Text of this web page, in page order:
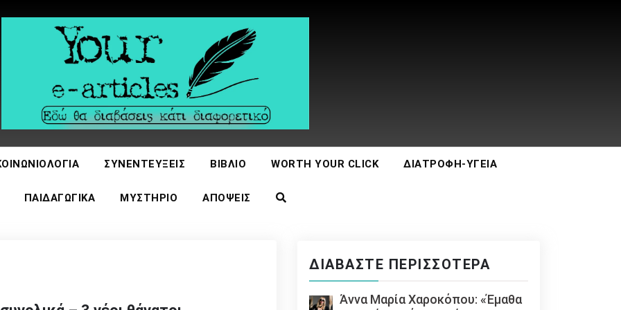
ΣΥΝΕΝΤΕΎΞΕΙΣ ΒΙΒΛΊΟ WORTH YOUR CLICK ΔΙΑΤΡΟΦΉ-ΥΓΕΊΑ
ΠΑΙΔΑΓΩΓΙΚΆ ΜΥΣΤΉΡΙΟ ΑΠΌΨΕΙΣ
ΔΙΑΒΆΣΤΕ ΠΕΡΙΣΣΌΤΕΡΑ
Άννα Μαρία Χαροκόπου: «Έμαθα